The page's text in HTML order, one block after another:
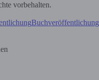
vorbehalten.
Buchveröffentlichung